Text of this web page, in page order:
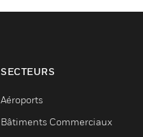
SECTEURS
Aéroports
Bâtiments Commerciaux